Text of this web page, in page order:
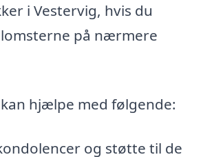
i Vestervig, hvis du
på nærmere
hjælpe med følgende:
og støtte til de